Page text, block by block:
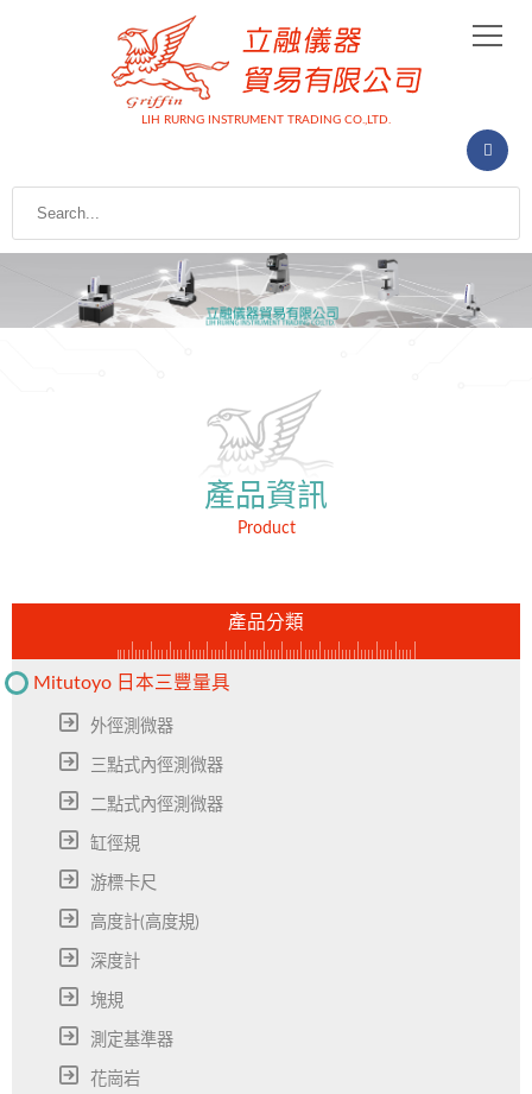
LIH RURNG INSTRUMENT TRADING CO.,LTD.
產品資訊
Product
產品分類
Mitutoyo 日本三豐量具
外徑測微器
三點式內徑測微器
二點式內徑測微器
缸徑規
游標卡尺
高度計(高度規)
深度計
塊規
測定基準器
花崗岩